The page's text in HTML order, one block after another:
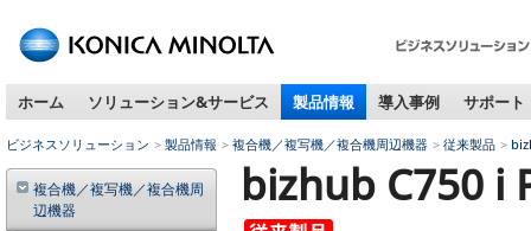
内
動
用
ホーム ソリューション&サービス 製品情報 導入事例 サポート
ビジネスソリューション 製品情報 複合機／複写機／複合機周辺機器 従来製品
bizhub C750 i
複合機／複写機／複合機周
辺機器